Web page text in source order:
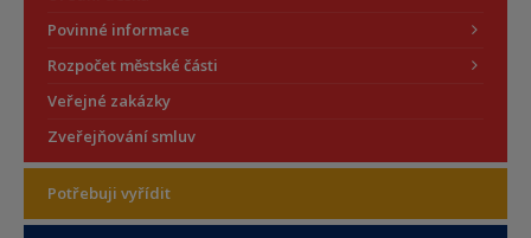
Povinné informace
Rozpočet městské části
Veřejné zakázky
Zveřejňování smluv
Potřebuji vyřídit